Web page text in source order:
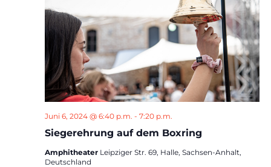
Siegerehrung auf dem Boxring
Juni 6, 2024 @ 6:40 p.m. - 7:20 p.m.
Amphitheater Leipziger Str. 69, Halle, Sachsen-Anhalt,
Deutschland